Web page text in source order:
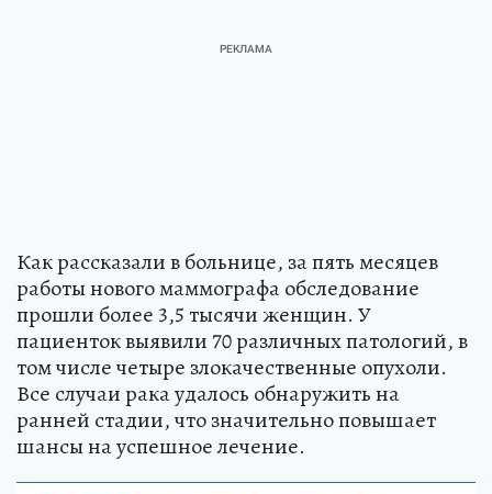
Как рассказали в больнице, за пять месяцев
работы нового маммографа обследование
прошли более 3,5 тысячи женщин. У
пациенток выявили 70 различных патологий, в
том числе четыре злокачественные опухоли.
Все случаи рака удалось обнаружить на
ранней стадии, что значительно повышает
шансы на успешное лечение.